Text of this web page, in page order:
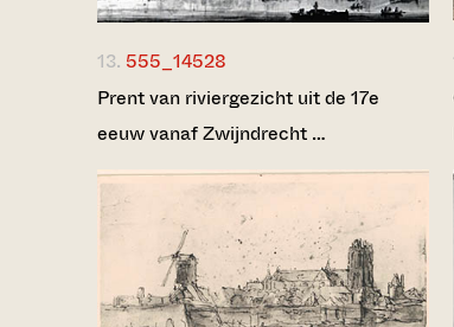
13. 555_14528
Prent van riviergezicht uit de 17e
eeuw vanaf Zwijndrecht …